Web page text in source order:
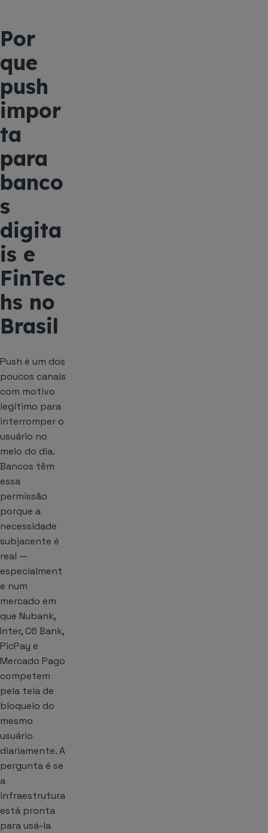
Por
que
push
impor
ta
para
banco
s
digita
is e
FinTec
hs no
Brasil
Push é um dos
poucos canais
com motivo
legítimo para
interromper o
usuário no
meio do dia.
Bancos têm
essa
permissão
porque a
necessidade
subjacente é
real —
especialment
e num
mercado em
que Nubank,
Inter, C6 Bank,
PicPay e
Mercado Pago
competem
pela tela de
bloqueio do
mesmo
usuário
diariamente. A
pergunta é se
a
infraestrutura
está pronta
para usá-la